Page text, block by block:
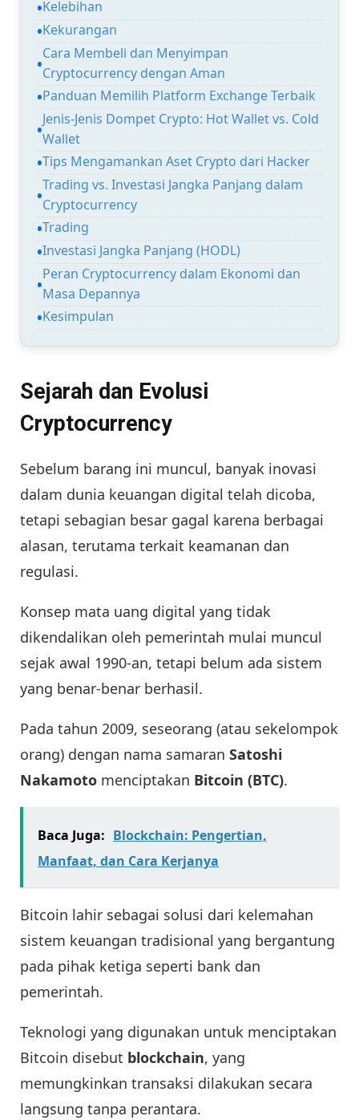
Kelebihan
Kekurangan
Cara Membeli dan Menyimpan
Cryptocurrency dengan Aman
Panduan Memilih Platform Exchange Terbaik
Jenis-Jenis Dompet Crypto: Hot Wallet vs. Cold
Wallet
Tips Mengamankan Aset Crypto dari Hacker
Trading vs. Investasi Jangka Panjang dalam
Cryptocurrency
Trading
Investasi Jangka Panjang (HODL)
Peran Cryptocurrency dalam Ekonomi dan
Masa Depannya
Kesimpulan
Sejarah dan Evolusi
Cryptocurrency
Sebelum barang ini muncul, banyak inovasi
dalam dunia keuangan digital telah dicoba,
tetapi sebagian besar gagal karena berbagai
alasan, terutama terkait keamanan dan
regulasi.
Konsep mata uang digital yang tidak
dikendalikan oleh pemerintah mulai muncul
sejak awal 1990-an, tetapi belum ada sistem
yang benar-benar berhasil.
Pada tahun 2009, seseorang (atau sekelompok
orang) dengan nama samaran Satoshi
Nakamoto menciptakan Bitcoin (BTC).
Baca Juga: Blockchain: Pengertian,
Manfaat, dan Cara Kerjanya
Bitcoin lahir sebagai solusi dari kelemahan
sistem keuangan tradisional yang bergantung
pada pihak ketiga seperti bank dan
pemerintah.
Teknologi yang digunakan untuk menciptakan
Bitcoin disebut blockchain, yang
memungkinkan transaksi dilakukan secara
langsung tanpa perantara.